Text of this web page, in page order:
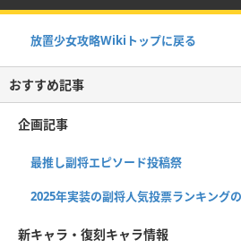
放置少女攻略Wikiトップに戻る
おすすめ記事
企画記事
最推し副将エピソード投稿祭
2025年実装の副将人気投票ランキング
新キャラ・復刻キャラ情報